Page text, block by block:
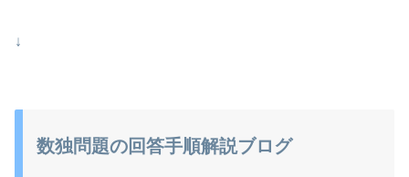
↓
数独問題の回答手順解説ブログ